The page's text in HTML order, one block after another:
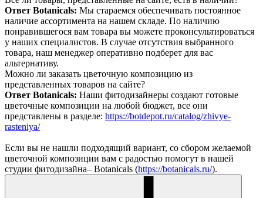
Ответ Botanicals: Мы стараемся обеспечивать постоянное
наличие ассортимента на нашем складе. По наличию
понравившегося вам товара вы можете проконсультироваться
у наших специалистов. В случае отсутствия выбранного
товара, наш менеджер оперативно подберет для вас
альтернативу.
Можно ли заказать цветочную композицию из
представленных товаров на сайте?
Ответ Botanicals: Наши фитодизайнеры создают готовые
цветочные композиции на любой бюджет, все они
представлены в разделе: https://botdepot.ru/catalog/zhivye-
rasteniya/
Если вы не нашли подходящий вариант, со сбором желаемой
цветочной композиции вам с радостью помогут в нашей
студии фитодизайна– Botanicals (https://botanicals.ru/).